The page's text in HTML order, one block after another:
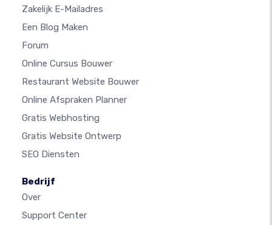
Zakelijk E-Mailadres
Een Blog Maken
Forum
Online Cursus Bouwer
Restaurant Website Bouwer
Online Afspraken Planner
Gratis Webhosting
Gratis Website Ontwerp
SEO Diensten
Bedrijf
Over
Support Center